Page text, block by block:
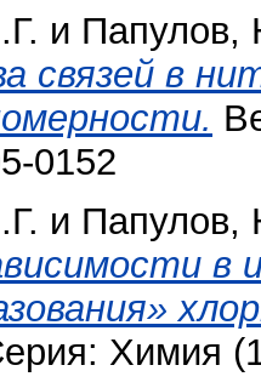
и Папулов,
связей в
0152
и Папулов,
в
Химия